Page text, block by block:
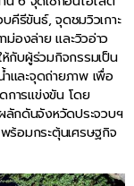
คีรีขันธ์, จุดชมวิวเกาะ
ม่องล่าย และวิวอ่าว
กับผู้ร่วมกิจกรรมเป็น
และจุดถ่ายภาพ เพื่อ
การแข่งขัน โดย
ลักดันจังหวัดประจวบฯ
ร้อมกระตุ้นเศรษฐกิจ